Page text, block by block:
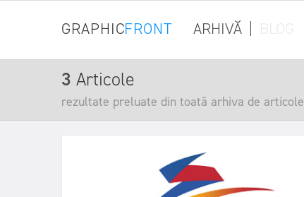
GRAPHICFRONT ARHIVĂ
3 Articole
rezultate preluate din toată arhiva de articole